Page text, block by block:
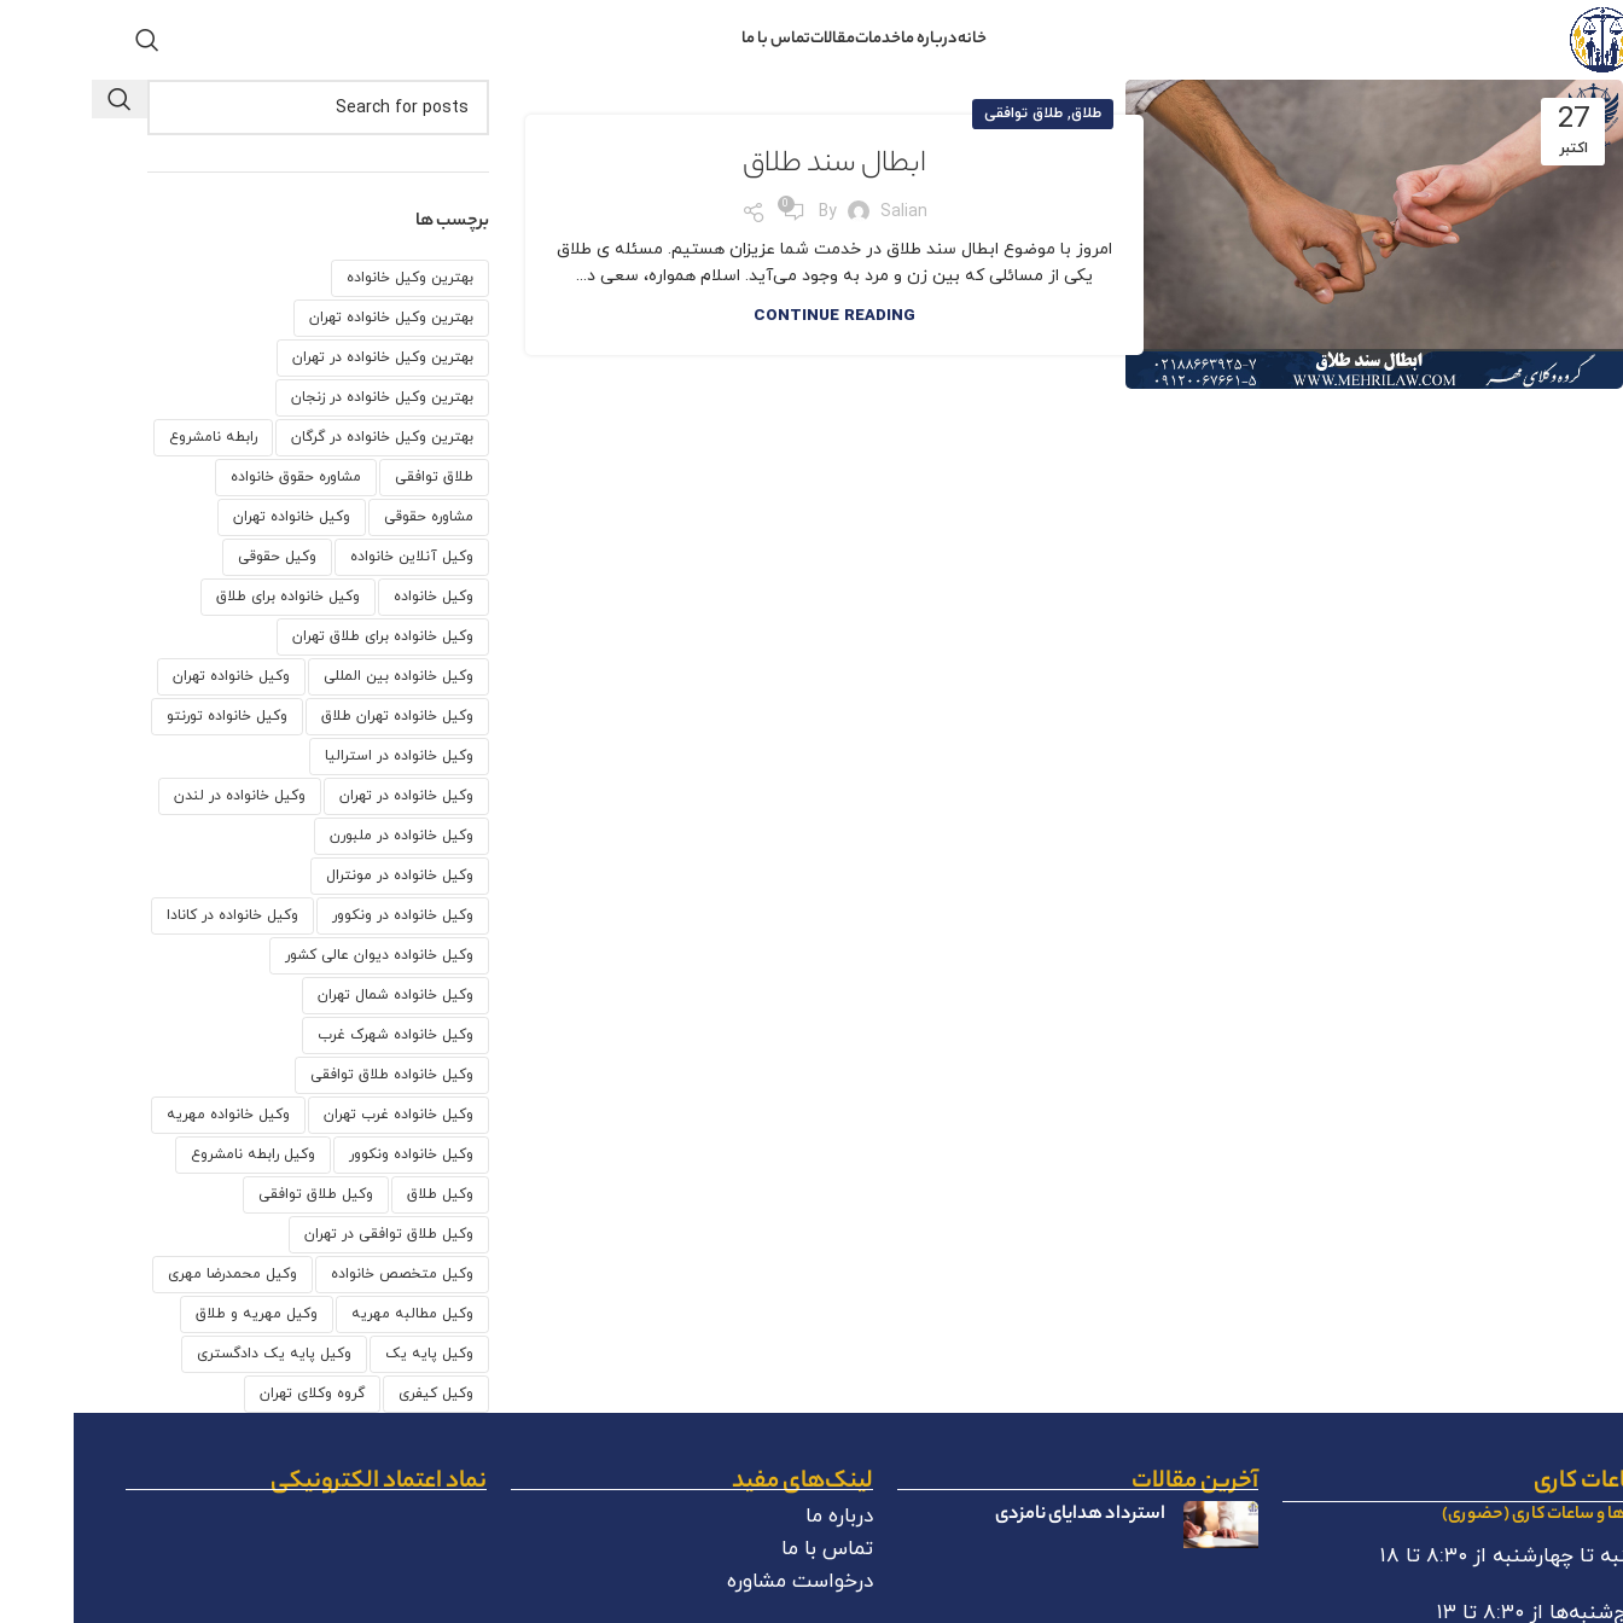
خانهدرباره ماخدماتمقالاتتماس با ما
27
اکتبر
طلاق,طلاق توافقی
ابطال سند طلاق
By Salian
0
امروز با موضوع ابطال سند طلاق در خدمت شما عزیزان هستیم. مسئله ی طلاق
یکی از مسائلی که بین زن و مرد به وجود می‌آید. اسلام همواره، سعی د...
CONTINUE READING
برچسب ها
بهترین وکیل خانواده
بهترین وکیل خانواده تهران
بهترین وکیل خانواده در تهران
بهترین وکیل خانواده در زنجان
بهترین وکیل خانواده در گرگان رابطه نامشروع
طلاق توافقی مشاوره حقوق خانواده
مشاوره حقوقی وكيل خانواده تهران
وکیل آنلاین خانواده وکیل حقوقی
وکیل خانواده وکیل خانواده برای طلاق
وکیل خانواده برای طلاق تهران
وکیل خانواده بین المللی وکیل خانواده تهران
وکیل خانواده تهران طلاق وکیل خانواده تورنتو
وکیل خانواده در استرالیا
وکیل خانواده در تهران وکیل خانواده در لندن
وکیل خانواده در ملبورن
وکیل خانواده در مونترال
وکیل خانواده در ونکوور وکیل خانواده در کانادا
وکیل خانواده دیوان عالی کشور
وکیل خانواده شمال تهران
وکیل خانواده شهرک غرب
وکیل خانواده طلاق توافقی
وکیل خانواده غرب تهران وکیل خانواده مهریه
وکیل خانواده ونکوور وکیل رابطه نامشروع
وکیل طلاق وکیل طلاق توافقی
وکیل طلاق توافقی در تهران
وکیل متخصص خانواده وکیل محمدرضا مهری
وکیل مطالبه مهریه وکیل مهریه و طلاق
وکیل پایه یک وکیل پایه یک دادگستری
وکیل کیفری گروه وکلای تهران
کاری
و ساعات کاری (حضوری)
تا چهارشنبه از ۸:۳۰ تا ۱۸
از ۸:۳۰ تا ۱۳
آخرین مقالات
استرداد هدایای نامزدی
لینک‌های مفید
درباره ما
تماس با ما
درخواست مشاوره
نماد اعتماد الکترونیکی